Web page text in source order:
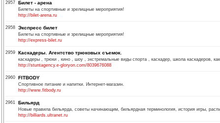
2957 Билет - арена
Билеты на спортивные и зрелищные мероприятия!
http://bilet-arena.ru
2958 Экспресс билет
Билеты на спортивные и зрелищные мероприятия!
http://express-bilet.ru
2959 Каскадеры. Агентство трюковых съемок.
каскадеры , трюки , кино , шоу , экстремальные виды спорта , каскадер, школа каскадеров,
http://stuntagency.e-gloryon.com/8039676088
2960 FITBODY
Спортивное питание и напитки. Интернет-магазин.
http://www.fitbody.ru
2961 Бильярд
Новые правила бильярда, советы начинающим, бильярдная терминология, история игры,
http://billiards.ultranet.ru